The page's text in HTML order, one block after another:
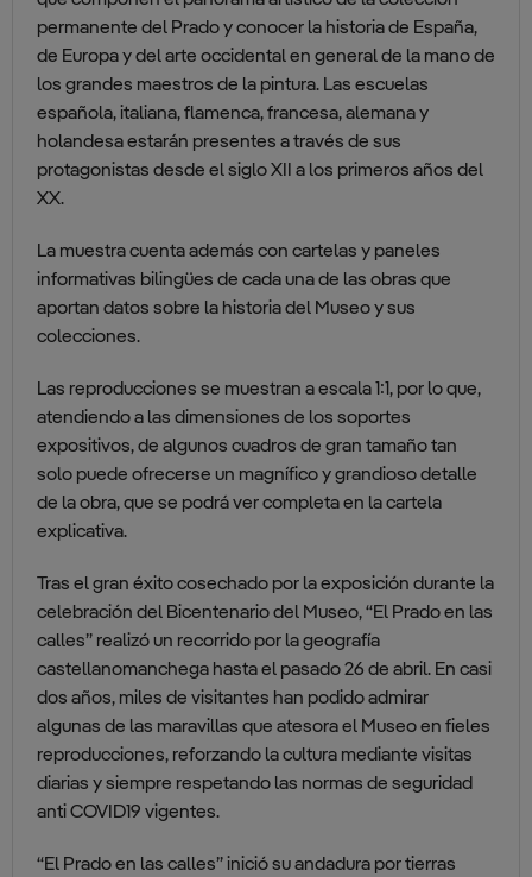
permanente del Prado y conocer la historia de España,
de Europa y del arte occidental en general de la mano de
los grandes maestros de la pintura. Las escuelas
española, italiana, flamenca, francesa, alemana y
holandesa estarán presentes a través de sus
protagonistas desde el siglo XII a los primeros años del
XX.
La muestra cuenta además con cartelas y paneles
informativas bilingües de cada una de las obras que
aportan datos sobre la historia del Museo y sus
colecciones.
Las reproducciones se muestran a escala 1:1, por lo que,
atendiendo a las dimensiones de los soportes
expositivos, de algunos cuadros de gran tamaño tan
solo puede ofrecerse un magnífico y grandioso detalle
de la obra, que se podrá ver completa en la cartela
explicativa.
Tras el gran éxito cosechado por la exposición durante la
celebración del Bicentenario del Museo, “El Prado en las
calles” realizó un recorrido por la geografía
castellanomanchega hasta el pasado 26 de abril. En casi
dos años, miles de visitantes han podido admirar
algunas de las maravillas que atesora el Museo en fieles
reproducciones, reforzando la cultura mediante visitas
diarias y siempre respetando las normas de seguridad
anti COVID19 vigentes.
“El Prado en las calles” inició su andadura por tierras